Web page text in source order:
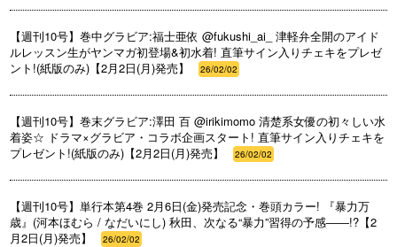
【週刊10号】巻中グラビア:福士亜依 @fukushi_ai_ 津軽弁全開のアイド
ルレッスン生がヤンマガ初登場&初水着! 直筆サイン入りチェキをプレゼ
ント!(紙版のみ)【2月2日(月)発売】
26/02/02
【週刊10号】巻末グラビア:澤田 百 @irikimomo 清楚系女優の初々しい水
着姿☆ ドラマ×グラビア・コラボ企画スタート! 直筆サイン入りチェキを
プレゼント!(紙版のみ)【2月2日(月)発売】
26/02/02
【週刊10号】単行本第4巻 2月6日(金)発売記念・巻頭カラー! 『暴力万
歳』(河本ほむら / なだいにし) 秋田、次なる“暴力”習得の予感――!?【2
月2日(月)発売】
26/02/02